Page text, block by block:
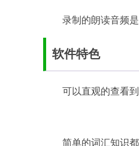
录制的朗读音频
软件特色
可以直观的查看
简单的词汇知识